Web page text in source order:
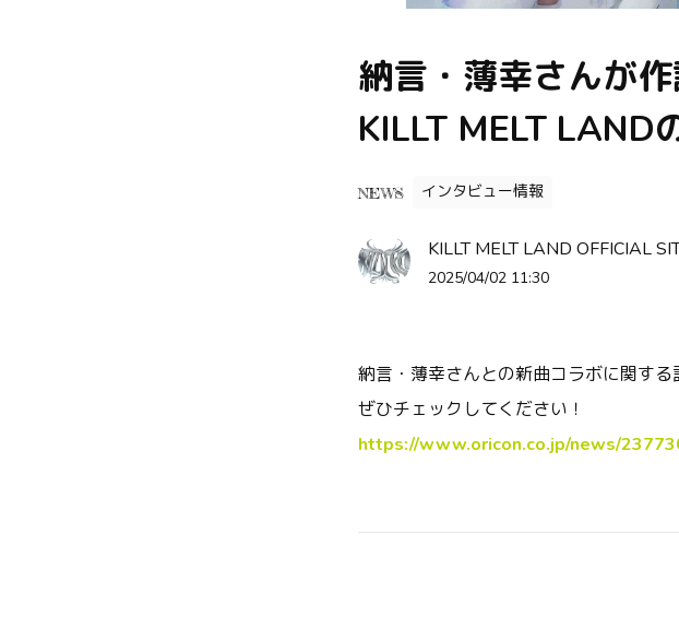
納言・薄幸さんが
KILLT MELT LAND
NEWS インタビュー情報
KILLT MELT LAND OFFICIAL
2025/04/02 11:30
納言・薄幸さんとの新曲コラボに関す
ぜひチェックしてください！
https://www.oricon.co.jp/news/